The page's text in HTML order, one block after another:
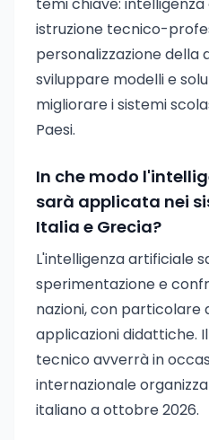
istruzione tecnico-
personalizzazione della
sviluppare modelli e
migliorare i sistemi
Paesi.
In che modo
sarà applicata nei
Italia e Grecia?
L'intelligenza artificiale
sperimentazione e
nazioni, con particolare
applicazioni didattiche.
tecnico avverrà in
internazionale
italiano a ottobre 2026.